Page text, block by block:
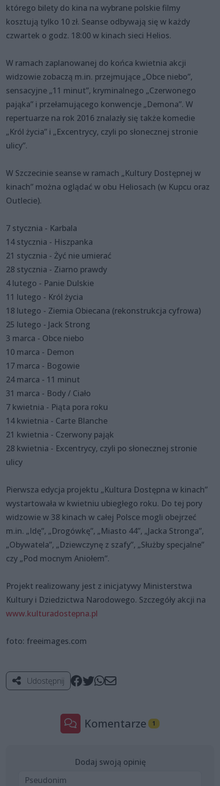
którego bilety do kina na wybrane polskie filmy
kosztują tylko 10 zł. Seanse odbywają się w każdy
czwartek o godz. 18:00 w kinach sieci Helios.
W ramach zaplanowanej do końca kwietnia akcji
widzowie zobaczą m.in. przejmujące „Obce niebo”,
sensacyjne „11 minut”, kryminalnego „Czerwonego
pająka” i przełamującego konwencje „Demona”. W
repertuarze na rok 2016 znalazły się także komedie
„Król życia” i „Excentrycy, czyli po słonecznej stronie
ulicy”.
W Szczecinie seanse w ramach „Kultury Dostępnej w
kinach” można oglądać w obu Heliosach (w Kupcu oraz
Outlecie).
7 stycznia - Karbala
14 stycznia - Hiszpanka
21 stycznia - Żyć nie umierać
28 stycznia - Ziarno prawdy
4 lutego - Panie Dulskie
11 lutego - Król życia
18 lutego - Ziemia Obiecana (rekonstrukcja cyfrowa)
25 lutego - Jack Strong
3 marca - Obce niebo
10 marca - Demon
17 marca - Bogowie
24 marca - 11 minut
31 marca - Body / Ciało
7 kwietnia - Piąta pora roku
14 kwietnia - Carte Blanche
21 kwietnia - Czerwony pająk
28 kwietnia - Excentrycy, czyli po słonecznej stronie
ulicy
Pierwsza edycja projektu „Kultura Dostępna w kinach”
wystartowała w kwietniu ubiegłego roku. Do tej pory
widzowie w 38 kinach w całej Polsce mogli obejrzeć
m.in. „Idę”, „Drogówkę”, „Miasto 44”, „Jacka Stronga”,
„Obywatela”, „Dziewczynę z szafy”, „Służby specjalne”
czy „Pod mocnym Aniołem”.
Projekt realizowany jest z inicjatywy Ministerstwa
Kultury i Dziedzictwa Narodowego. Szczegóły akcji na
www.kulturadostepna.pl
foto: freeimages.com
Udostępnij
Komentarze 1
Dodaj swoją opinię